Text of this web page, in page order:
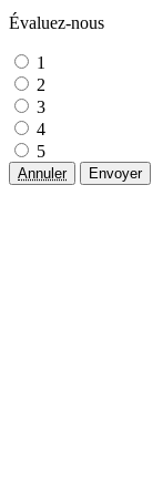
Évaluez-nous
1
2
3
4
5
Annuler Envoyer